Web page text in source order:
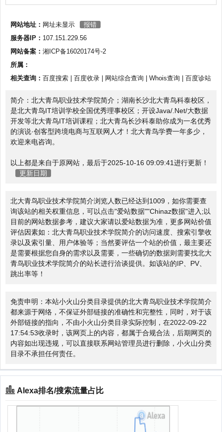
网站地址： 网址未显示
报错
服务器IP： 107.151.229.56
网站备案： 湘ICP备16020174号-2
所属：
相关查询： 百度搜索 百度收录 网站综合查询 Whois查询 百度诊站
简介：北大青鸟职业技术学院简介；湖南长沙北大青鸟科泰校区，
是北大青鸟IT培训学校全国优秀理事校区；开设Java/.Net/大数据
开发等北大青鸟IT培训课程；北大青鸟长沙科泰助你成为一名优秀
的演说·创客型跨境电商与互联网人才！北大青鸟学费一年多少，
欢迎来电咨询。
以上都是来自于原网站，最后于2025-10-16 09:09:41进行更新！
更新日期
北大青鸟职业技术学院简介浏览人数已经达到1009，如你需要查
询该站的相关权重信息，可以点击"爱站数据""Chinaz数据"进入;以
目前的网站数据参考，建议大家请以爱站数据为准，更多网站价值
评估因素如：北大青鸟职业技术学院简介的访问速度、搜索引擎收
录以及索引量、用户体验等；当然要评估一个站的价值，最主要还
是需要根据您自身的需求以及需要，一些确切的数据则需要找北大
青鸟职业技术学院简介的站长进行洽谈提供。如该站的IP、PV、
跳出率等！
免责申明：本站小火山分类目录提供的北大青鸟职业技术学院简介
都来源于网络，不保证外部链接的准确性和完整性，同时，对于该
外部链接的指向，不由小火山分类目录实际控制，在2022-09-22
17:54:53收录时，该网页上的内容，都属于合规合法，后期网页的
内容如出现违规，可以直接联系网站管理员进行删除，小火山分类
目录不承担任何责任。
Alexa排名/搜索流量占比